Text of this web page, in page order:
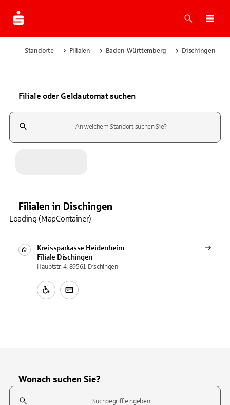
Suche
Standorte Filialen Baden-Württemberg Dischingen
Filiale oder Geldautomat suchen
Suchfeld
Filialen in Dischingen
Kreissparkasse Heidenheim
Filiale Dischingen
Hauptstr. 4, 89561 Dischingen
Loading (MapContainer)
Wonach suchen Sie?
Suchfeld